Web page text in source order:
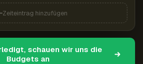
Zeiteintrag hinzufügen
schauen wir uns die
Budgets an